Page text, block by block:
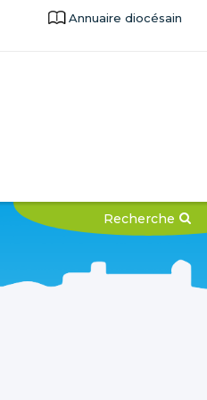
Annuaire diocésain
Recherche